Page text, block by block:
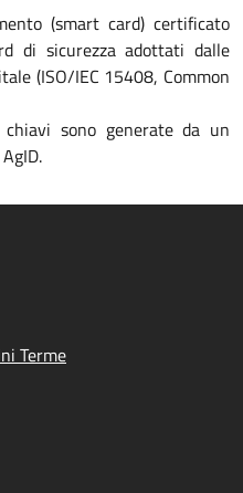
(smart card) certificato
di sicurezza adottati dalle
(ISO/IEC 15408, Common
sono generate da un
Terme